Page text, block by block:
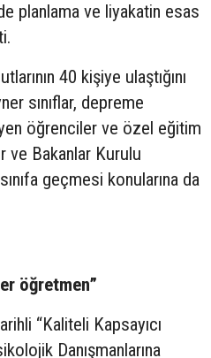
planlama ve liyakatin esas
40 kişiye ulaştığını
sınıflar, depreme
öğrenciler ve özel eğitim
ve Bakanlar Kurulu
geçmesi konularına da
öğretmen”
“Kaliteli Kapsayıcı
Danışmanlarına